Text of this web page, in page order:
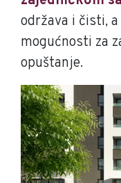
održava i čisti,
mogućnosti za
opuštanje.